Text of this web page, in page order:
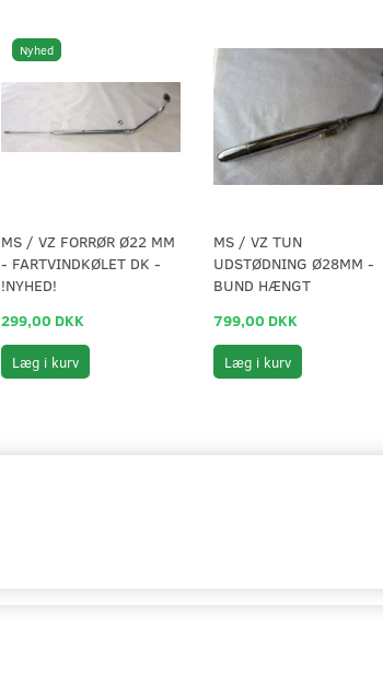
Nyhed
MS / VZ FORRØR Ø22 MM
- FARTVINDKØLET DK -
!NYHED!
299,00 DKK
Læg i kurv
MS / VZ TUN
UDSTØDNING Ø28MM -
BUND HÆNGT
799,00 DKK
Læg i kurv